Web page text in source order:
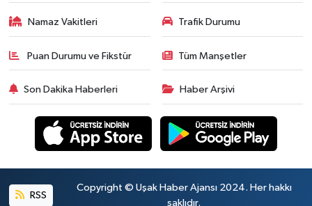
Namaz Vakitleri Trafik Durumu
Puan Durumu ve Fikstür Tüm Manşetler
Son Dakika Haberleri Haber Arşivi
RSS
Copyright © Uşak Haber Ajansı 2024. Her hakkı
saklıdır.